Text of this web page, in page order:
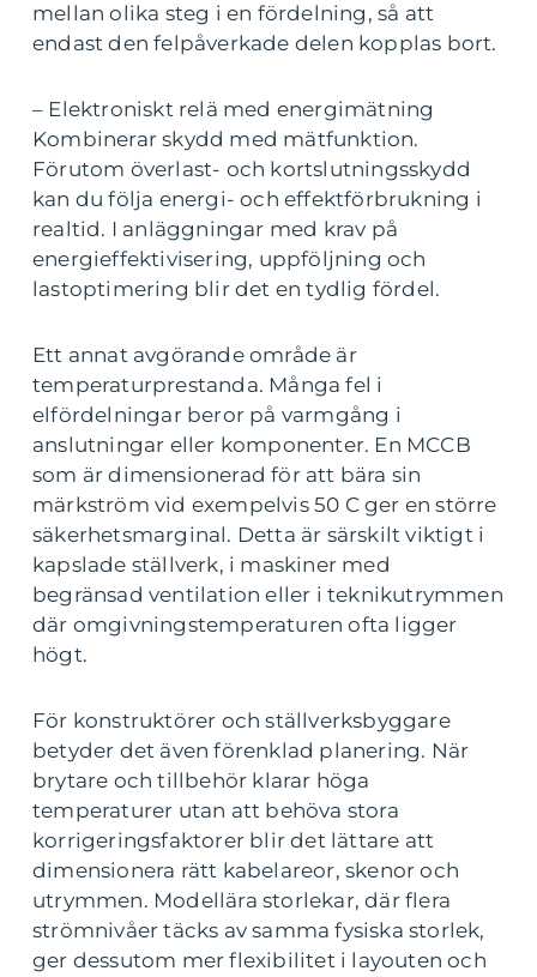
mellan olika steg i en fördelning, så att
endast den felpåverkade delen kopplas bort.
– Elektroniskt relä med energimätning
Kombinerar skydd med mätfunktion.
Förutom överlast- och kortslutningsskydd
kan du följa energi- och effektförbrukning i
realtid. I anläggningar med krav på
energieffektivisering, uppföljning och
lastoptimering blir det en tydlig fördel.
Ett annat avgörande område är
temperaturprestanda. Många fel i
elfördelningar beror på varmgång i
anslutningar eller komponenter. En MCCB
som är dimensionerad för att bära sin
märkström vid exempelvis 50 C ger en större
säkerhetsmarginal. Detta är särskilt viktigt i
kapslade ställverk, i maskiner med
begränsad ventilation eller i teknikutrymmen
där omgivningstemperaturen ofta ligger
högt.
För konstruktörer och ställverksbyggare
betyder det även förenklad planering. När
brytare och tillbehör klarar höga
temperaturer utan att behöva stora
korrigeringsfaktorer blir det lättare att
dimensionera rätt kabelareor, skenor och
utrymmen. Modellära storlekar, där flera
strömnivåer täcks av samma fysiska storlek,
ger dessutom mer flexibilitet i layouten och